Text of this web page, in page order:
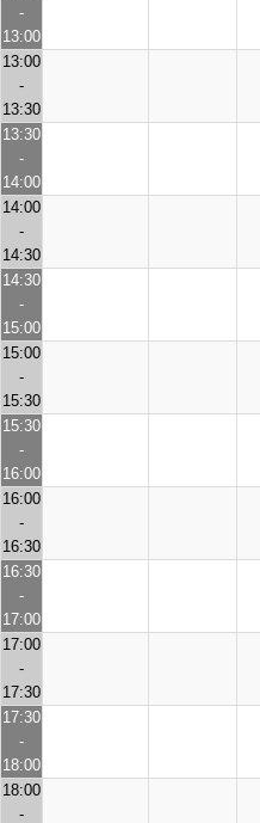
-
13:00
13:00
-
13:30
13:30
-
14:00
14:00
-
14:30
14:30
-
15:00
15:00
-
15:30
15:30
-
16:00
16:00
-
16:30
16:30
-
17:00
17:00
-
17:30
17:30
-
18:00
18:00
-